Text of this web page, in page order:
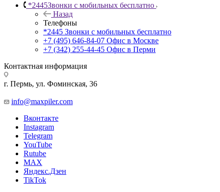
*2445Звонки с мобильных бесплатно
Назад
Телефоны
*2445 Звонки с мобильных бесплатно
+7 (495) 646-84-07 Офис в Москве
+7 (342) 255-44-45 Офис в Перми
Контактная информация
г. Пермь, ул. Фоминская, 36
info@maxpiler.com
Вконтакте
Instagram
Telegram
YouTube
Rutube
MAX
Яндекс.Дзен
TikTok